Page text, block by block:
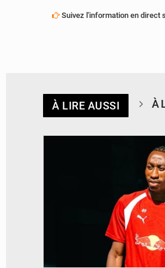
Suivez l'information en direct
À LIRE AUSSI À